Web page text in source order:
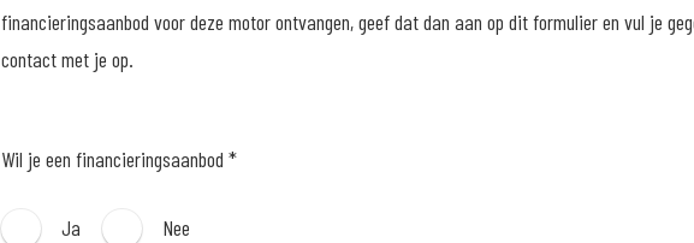
financieringsaanbod voor deze motor ontvangen, geef dat dan aan op dit formulier en vul je
contact met je op.
Wil je een financieringsaanbod *
Ja Nee